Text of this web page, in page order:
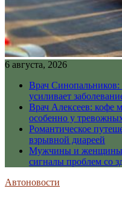
6 августа, 2026
Врач
усиливает
Врач Алексеев: кофе
особенно у
Романтическое
взрывной диареей
Мужчины и женщины
сигналы проблем со
Автоновости